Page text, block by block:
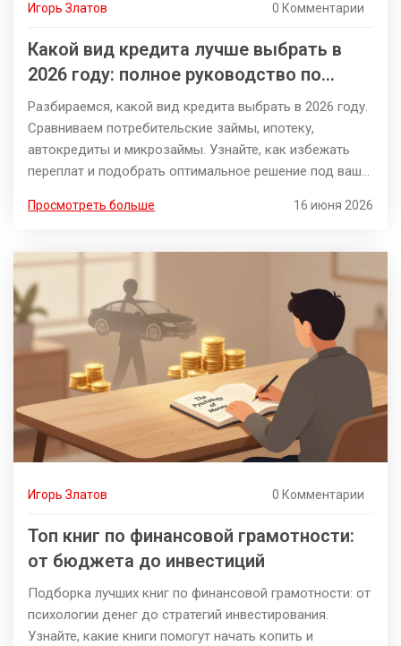
Игорь Златов 0 Комментарии
Какой вид кредита лучше выбрать в
2026 году: полное руководство по
типам займов
Разбираемся, какой вид кредита выбрать в 2026 году.
Сравниваем потребительские займы, ипотеку,
автокредиты и микрозаймы. Узнайте, как избежать
переплат и подобрать оптимальное решение под ваши
Просмотреть больше 16 июня 2026
Игорь Златов 0 Комментарии
Топ книг по финансовой грамотности:
от бюджета до инвестиций
Подборка лучших книг по финансовой грамотности: от
психологии денег до стратегий инвестирования.
Узнайте, какие книги помогут начать копить и